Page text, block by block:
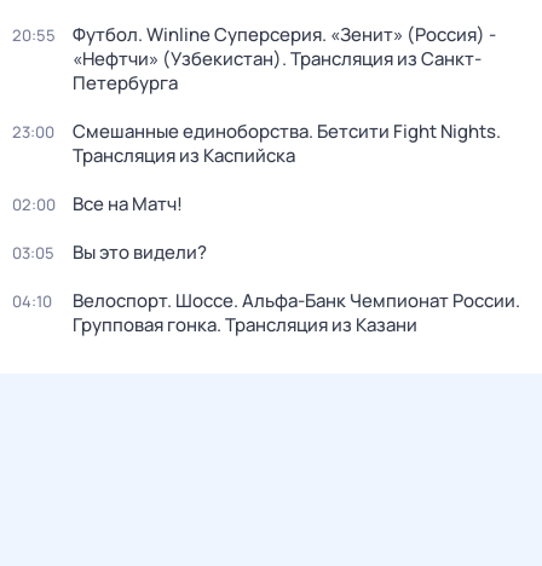
20:55
Футбол. Winline Суперсерия. «Зенит» (Россия) -
«Нефтчи» (Узбекистан). Трансляция из Санкт-
Петербурга
23:00
Смешанные единоборства. Бетсити Fight Nights.
Трансляция из Каспийска
02:00 Все на Матч!
03:05 Вы это видели?
04:10
Велоспорт. Шоссе. Альфа-Банк Чемпионат России.
Групповая гонка. Трансляция из Казани